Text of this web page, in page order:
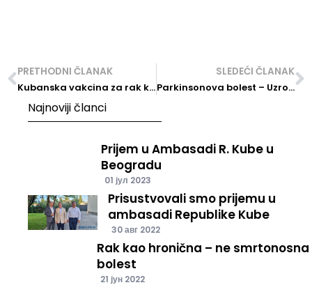
PRETHODNI ČLANAK
Kubanska vakcina za rak kože dostupna ljudima iz Srbije
SLEDEĆI ČLANAK
Parkinsonova bolest – Uzroci, simptomi i lečenje
Najnoviji članci
Prijem u Ambasadi R. Kube u
Beogradu
01 јул 2023
Prisustvovali smo prijemu u
ambasadi Republike Kube
30 авг 2022
Rak kao hronična – ne smrtonosna
bolest
21 јун 2022